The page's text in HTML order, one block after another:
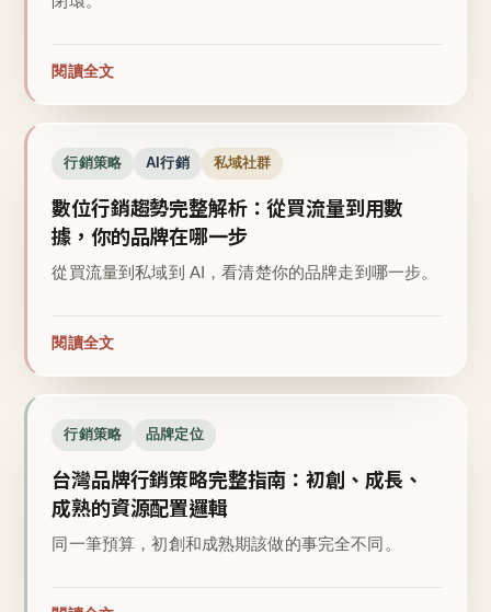
閱讀全文
行銷策略 AI行銷 私域社群
數位行銷趨勢完整解析：從買流量到用數
據，你的品牌在哪一步
從買流量到私域到 AI，看清楚你的品牌走到哪一步。
閱讀全文
行銷策略 品牌定位
台灣品牌行銷策略完整指南：初創、成長、
成熟的資源配置邏輯
同一筆預算，初創和成熟期該做的事完全不同。